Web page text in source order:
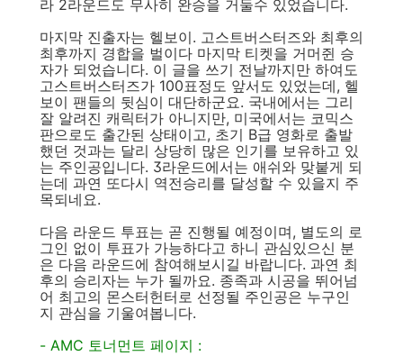
라 2라운드도 무사히 완승을 거둘수 있었습니다.
마지막 진출자는 헬보이. 고스트버스터즈와 최후의
최후까지 경합을 벌이다 마지막 티켓을 거머쥔 승
자가 되었습니다. 이 글을 쓰기 전날까지만 하여도
고스트버스터즈가 100표정도 앞서도 있었는데, 헬
보이 팬들의 뒷심이 대단하군요. 국내에서는 그리
잘 알려진 캐릭터가 아니지만, 미국에서는 코믹스
판으로도 출간된 상태이고, 초기 B급 영화로 출발
했던 것과는 달리 상당히 많은 인기를 보유하고 있
는 주인공입니다. 3라운드에서는 애쉬와 맞붙게 되
는데 과연 또다시 역전승리를 달성할 수 있을지 주
목되네요.
다음 라운드 투표는 곧 진행될 예정이며, 별도의 로
그인 없이 투표가 가능하다고 하니 관심있으신 분
은 다음 라운드에 참여해보시길 바랍니다. 과연 최
후의 승리자는 누가 될까요. 종족과 시공을 뛰어넘
어 최고의 몬스터헌터로 선정될 주인공은 누구인
지 관심을 기울여봅니다.
- AMC 토너먼트 페이지 :